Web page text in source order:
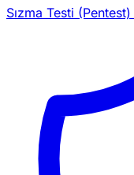
Sızma Testi (Pentest)